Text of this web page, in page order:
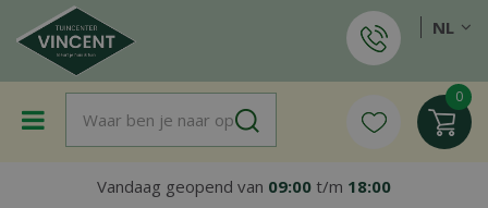
a
Vandaag geopend van 09:00 t/m 18:00
NL